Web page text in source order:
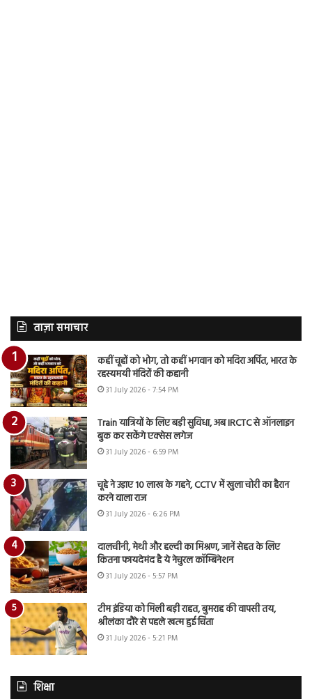
ताज़ा समाचार
कहीं चूहों को भोग, तो कहीं भगवान को मदिरा अर्पित, भारत के
रहस्यमयी मंदिरों की कहानी
31 July 2026 - 7:54 PM
Train यात्रियों के लिए बड़ी सुविधा, अब IRCTC से ऑनलाइन
बुक कर सकेंगे एक्सेस लगेज
31 July 2026 - 6:59 PM
चूहे ने उड़ाए 10 लाख के गहने, CCTV में खुला चोरी का हैरान
करने वाला राज
31 July 2026 - 6:26 PM
दालचीनी, मेथी और हल्दी का मिश्रण, जानें सेहत के लिए
कितना फायदेमंद है ये नेचुरल कॉम्बिनेशन
31 July 2026 - 5:57 PM
टीम इंडिया को मिली बड़ी राहत, बुमराह की वापसी तय,
श्रीलंका दौरे से पहले खत्म हुई चिंता
31 July 2026 - 5:21 PM
शिक्षा